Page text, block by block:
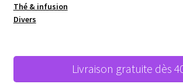
Thé & infusion
Divers
Livraison gratuite dès